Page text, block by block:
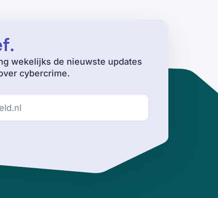
.
wekelijks de nieuwste updates
cybercrime.